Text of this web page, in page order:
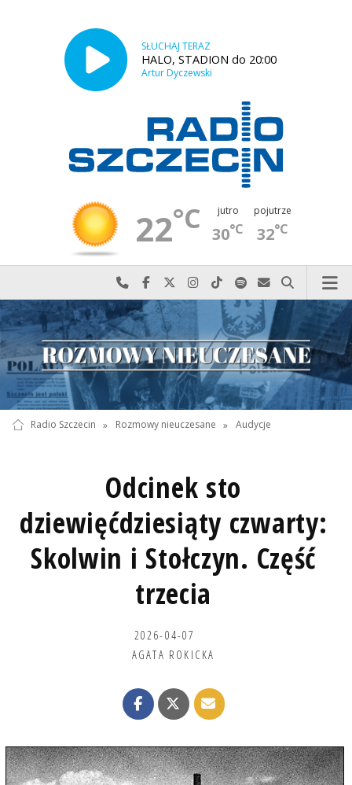
SŁUCHAJ TERAZ
HALO, STADION do 20:00
Artur Dyczewski
22°C jutro
30°C
pojutrze
32°C
Najlepiej po prostu do nas zadzwoń
Odwiedź nas na Facebook-u
Odwiedź nas na X
Odwiedź nas na Instagram-ie
Odwiedź nas na TikTok-u
Szukaj nas na Spotify
Wyślij do nas
Szukaj
Radio Szczecin » Rozmowy nieuczesane » Audycje
Odcinek sto
dziewięćdziesiąty czwarty:
Skolwin i Stołczyn. Część
trzecia
2026-04-07
AGATA ROKICKA